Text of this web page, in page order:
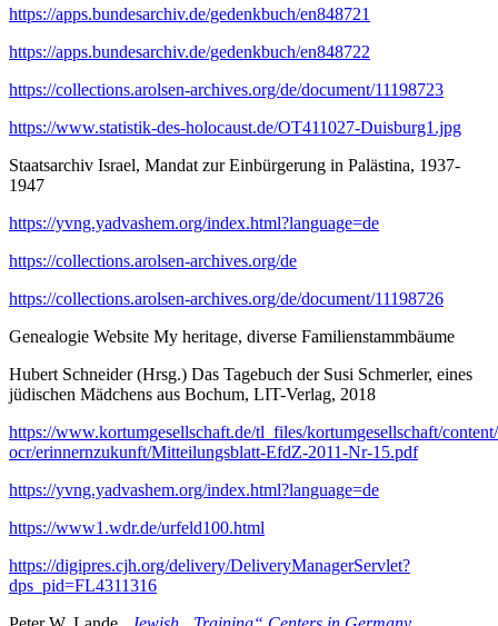
https://apps.bundesarchiv.de/gedenkbuch/en848721
https://apps.bundesarchiv.de/gedenkbuch/en848722
https://collections.arolsen-archives.org/de/document/11198723
https://www.statistik-des-holocaust.de/OT411027-Duisburg1.jpg
Staatsarchiv Israel, Mandat zur Einbürgerung in Palästina, 1937-
1947
https://yvng.yadvashem.org/index.html?language=de
https://collections.arolsen-archives.org/de
https://collections.arolsen-archives.org/de/document/11198726
Genealogie Website My heritage, diverse Familienstammbäume
Hubert Schneider (Hrsg.) Das Tagebuch der Susi Schmerler, eines
jüdischen Mädchens aus Bochum, LIT-Verlag, 2018
https://www.kortumgesellschaft.de/tl_files/kortumgesellschaft/
ocr/erinnernzukunft/Mitteilungsblatt-EfdZ-2011-Nr-15.pdf
https://yvng.yadvashem.org/index.html?language=de
https://www1.wdr.de/urfeld100.html
https://digipres.cjh.org/delivery/DeliveryManagerServlet?
dps_pid=FL4311316